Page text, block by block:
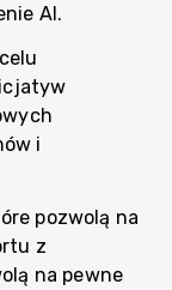
AI.
i
pozwolą na
z
na pewne